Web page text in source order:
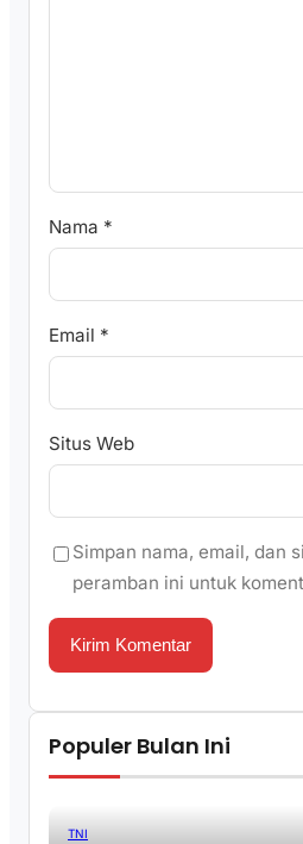
Nama *
Email *
Situs Web
Simpan nama, email, dan
peramban ini untuk
Populer Bulan Ini
TNI